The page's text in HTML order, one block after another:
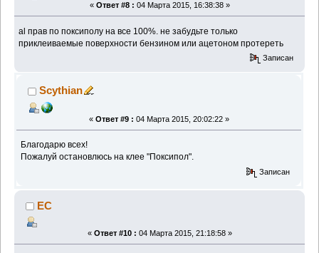
« Ответ #8 : 04 Марта 2015, 16:38:38 »
al прав по поксиполу на все 100%. не забудьте только
приклеиваемые поверхности бензином или ацетоном протереть
Записан
Scythian
« Ответ #9 : 04 Марта 2015, 20:02:22 »
Благодарю всех!
Пожалуй остановлюсь на клее "Поксипол".
Записан
EC
« Ответ #10 : 04 Марта 2015, 21:18:58 »